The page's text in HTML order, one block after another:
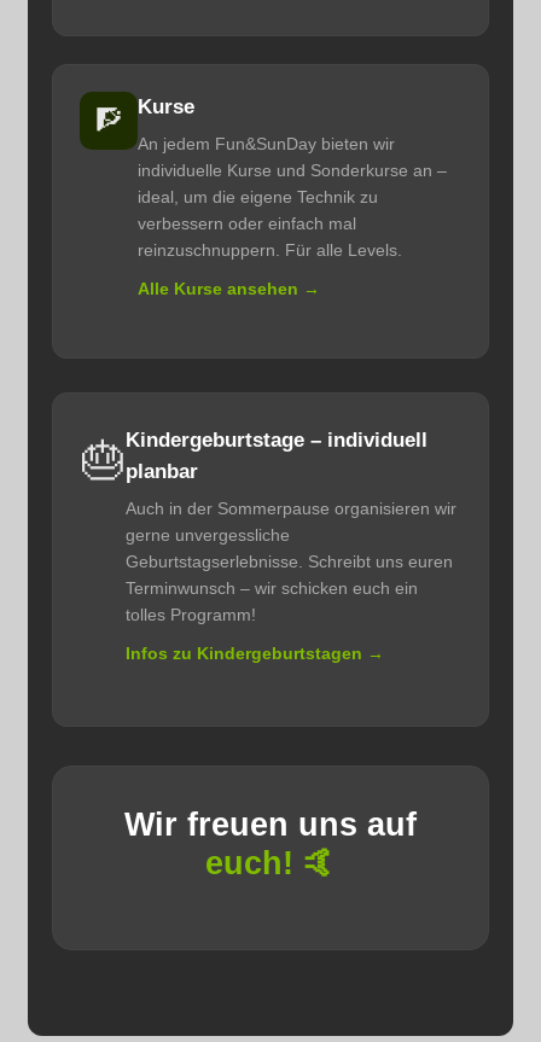
🧗 Kurse
An jedem Fun&SunDay bieten wir
individuelle Kurse und Sonderkurse an –
ideal, um die eigene Technik zu
verbessern oder einfach mal
reinzuschnuppern. Für alle Levels.
Alle Kurse ansehen →
🎂Kindergeburtstage – individuell
planbar
Auch in der Sommerpause organisieren wir
gerne unvergessliche
Geburtstagserlebnisse. Schreibt uns euren
Terminwunsch – wir schicken euch ein
tolles Programm!
Infos zu Kindergeburtstagen →
Wir freuen uns auf
euch! 🤙